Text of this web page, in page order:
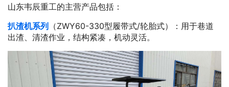
山东韦辰重工的主营产品包括：
扒渣机系列
（ZWY60-330型履带式/轮胎式）：用于巷道
出渣、清渣作业，结构紧凑，机动灵活。